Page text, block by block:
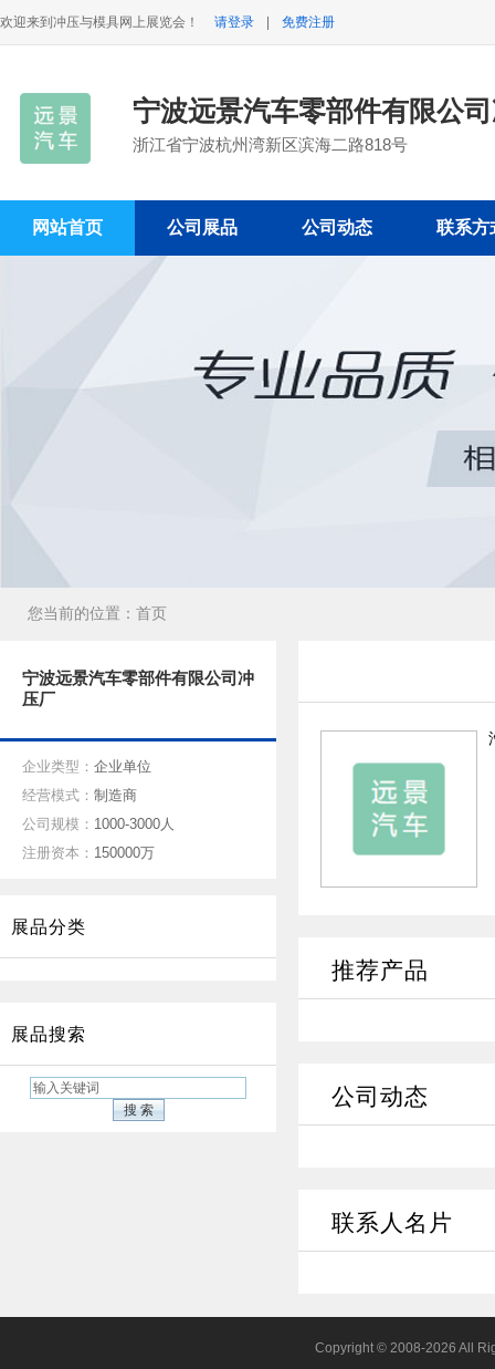
欢迎来到冲压与模具网上展览会！ 请登录 免费注册
宁波远景汽车零部件有限公
浙江省宁波杭州湾新区滨海二路818号
网站首页 公司展品 公司动态 联系方
您当前的位置： 首页
宁波远景汽车零部件有限公司冲
压厂
企业类型： 企业单位
经营模式： 制造商
公司规模： 1000-3000人
注册资本： 150000万
展品分类
展品搜索
推荐产品
公司动态
联系人名片
Copyright © 2008-2026 All